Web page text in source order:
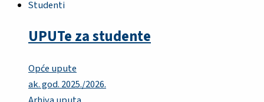
Studenti
UPUTe za studente
Opće upute
ak. god. 2025./2026.